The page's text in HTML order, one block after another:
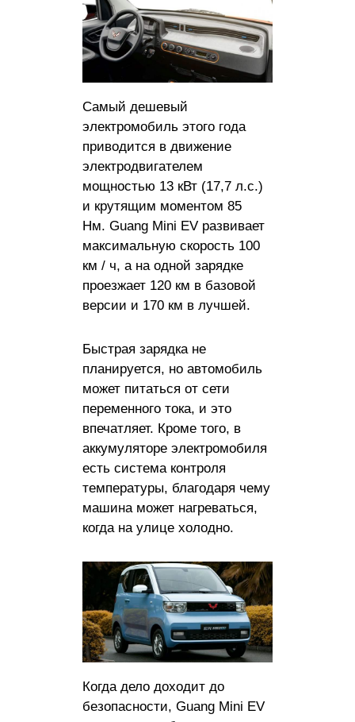
Самый дешевый
электромобиль этого года
приводится в движение
электродвигателем
мощностью 13 кВт (17,7 л.с.)
и крутящим моментом 85
Нм. Guang Mini EV развивает
максимальную скорость 100
км / ч, а на одной зарядке
проезжает 120 км в базовой
версии и 170 км в лучшей.
Быстрая зарядка не
планируется, но автомобиль
может питаться от сети
переменного тока, и это
впечатляет. Кроме того, в
аккумуляторе электромобиля
есть система контроля
температуры, благодаря чему
машина может нагреваться,
когда на улице холодно.
Когда дело доходит до
безопасности, Guang Mini EV